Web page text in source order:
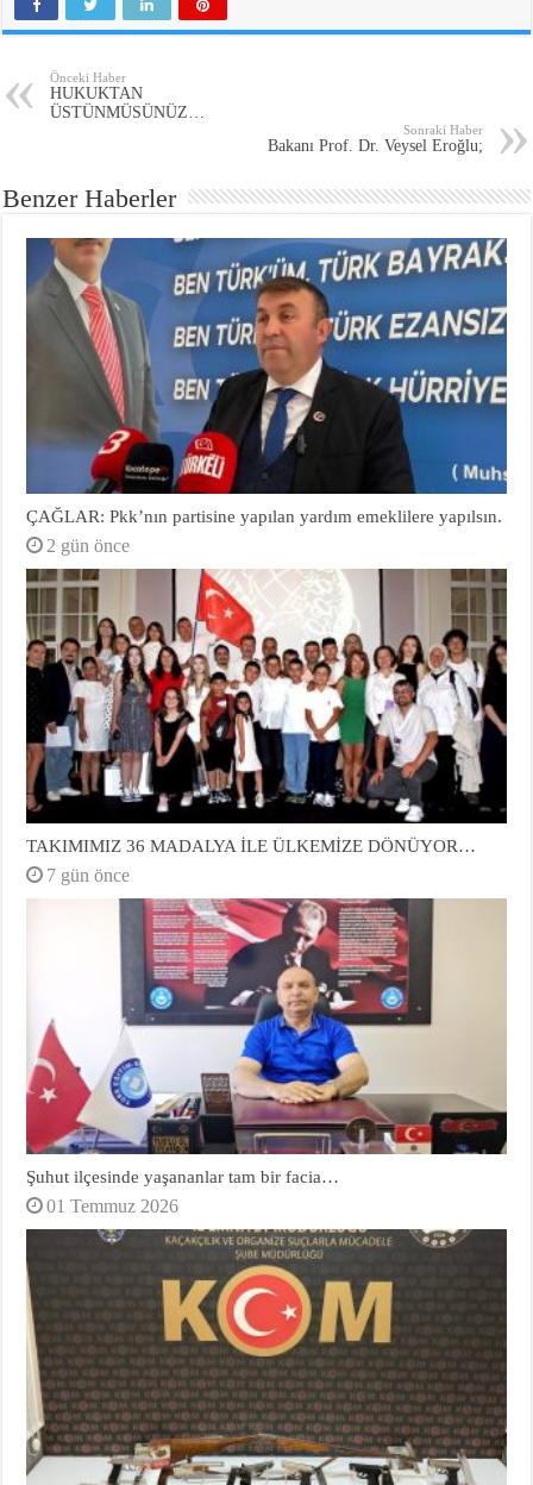
Önceki Haber
HUKUKTAN
ÜSTÜNMÜSÜNÜZ…
Sonraki Haber
Bakanı Prof. Dr. Veysel Eroğlu;
Benzer Haberler
ÇAĞLAR: Pkk’nın partisine yapılan yardım emeklilere yapılsın.
2 gün önce
TAKIMIMIZ 36 MADALYA İLE ÜLKEMİZE DÖNÜYOR…
7 gün önce
Şuhut ilçesinde yaşananlar tam bir facia…
01 Temmuz 2026